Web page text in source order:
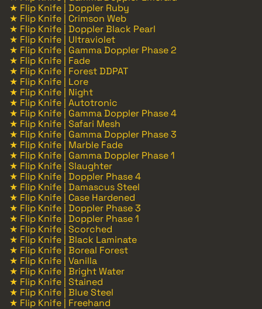
★ Flip Knife | Doppler Ruby
★ Flip Knife | Crimson Web
★ Flip Knife | Doppler Black Pearl
★ Flip Knife | Ultraviolet
★ Flip Knife | Gamma Doppler Phase 2
★ Flip Knife | Fade
★ Flip Knife | Forest DDPAT
★ Flip Knife | Lore
★ Flip Knife | Night
★ Flip Knife | Autotronic
★ Flip Knife | Gamma Doppler Phase 4
★ Flip Knife | Safari Mesh
★ Flip Knife | Gamma Doppler Phase 3
★ Flip Knife | Marble Fade
★ Flip Knife | Gamma Doppler Phase 1
★ Flip Knife | Slaughter
★ Flip Knife | Doppler Phase 4
★ Flip Knife | Damascus Steel
★ Flip Knife | Case Hardened
★ Flip Knife | Doppler Phase 3
★ Flip Knife | Doppler Phase 1
★ Flip Knife | Scorched
★ Flip Knife | Black Laminate
★ Flip Knife | Boreal Forest
★ Flip Knife | Vanilla
★ Flip Knife | Bright Water
★ Flip Knife | Stained
★ Flip Knife | Blue Steel
★ Flip Knife | Freehand